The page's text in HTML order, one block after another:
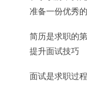
准备一份优秀
简历是求职的
提升面试技巧
面试是求职过